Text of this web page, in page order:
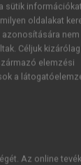
ÚJ FIÓK
1 óra
sütik
oldalakat
nem
Céljuk
elemzési
a
Az online